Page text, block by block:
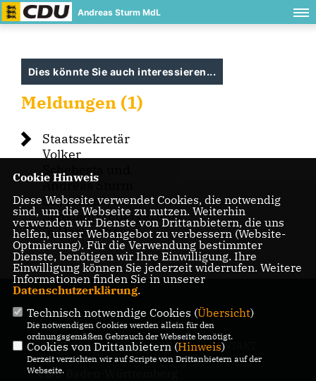
Andreas Sturm MdL
Dies könnte Sie auch interessieren...
Meldungen (1)
Staatssekretär
Volker
Schebesta und
Andreas Sturm
besuchen
Südstadtkindergarten
in Hockenheim
IMPRESSUM DATENSCHUTZ KONTAKT
CDU Baden-Württemberg
Cookie Hinweis
Diese Webseite verwendet Cookies, die notwendig
sind, um die Webseite zu nutzen. Weiterhin
verwenden wir Dienste von Drittanbietern, die uns
helfen, unser Webangebot zu verbessern (Website-
Optmierung). Für die Verwendung bestimmter
Dienste, benötigen wir Ihre Einwilligung. Ihre
Einwilligung können Sie jederzeit widerrufen. Weitere
Informationen finden Sie in unserer
Datenschutzerklärung.
Technisch notwendige Cookies (Übersicht)
Die notwendigen Cookies werden allein für den
ordnungsgemäßen Gebrauch der Webseite benötigt.
Cookies von Drittanbietern (Hinweis)
Derzeit verzichten wir auf Scripte von Drittanbietern auf der
Webseite.